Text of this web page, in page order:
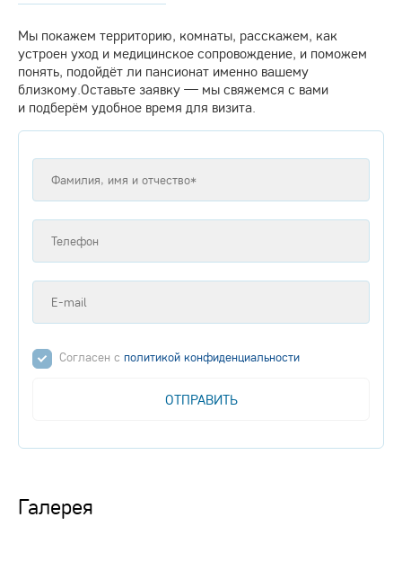
Мы покажем территорию, комнаты, расскажем, как
устроен уход и медицинское сопровождение, и поможем
понять, подойдёт ли пансионат именно вашему
близкому.Оставьте заявку — мы свяжемся с вами
и подберём удобное время для визита.
Согласен с политикой конфиденциальности
ОТПРАВИТЬ
Галерея